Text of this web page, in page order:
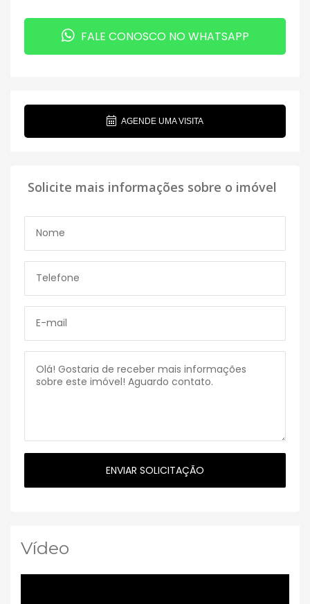
FALE CONOSCO NO WHATSAPP
AGENDE UMA VISITA
Solicite mais informações sobre o imóvel
Vídeo